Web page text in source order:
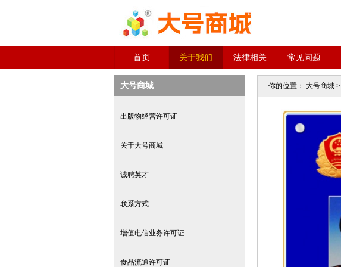
首页 关于我们 法律相关 常见问题
大号商城
出版物经营许可证
关于大号商城
诚聘英才
联系方式
增值电信业务许可证
食品流通许可证
你的位置： 大号商城 >